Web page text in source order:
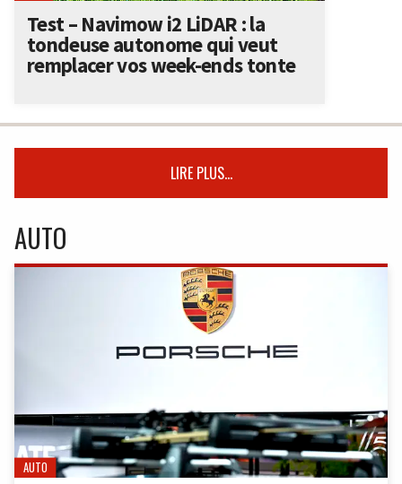
Test – Navimow i2 LiDAR : la
tondeuse autonome qui veut
remplacer vos week-ends tonte
LIRE PLUS...
AUTO
AUTO